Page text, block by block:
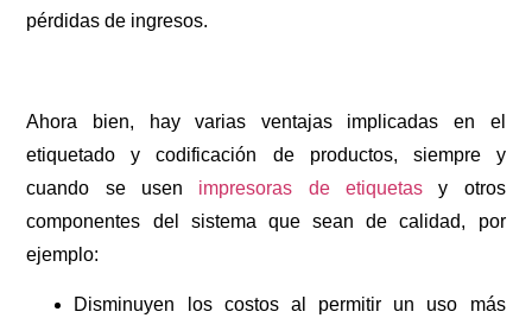
pérdidas de ingresos.
Ahora bien, hay varias ventajas implicadas en el
etiquetado y codificación de productos, siempre y
cuando se usen impresoras de etiquetasy otros
componentes del sistema que sean de calidad, por
ejemplo:
Disminuyen los costos al permitir un uso más